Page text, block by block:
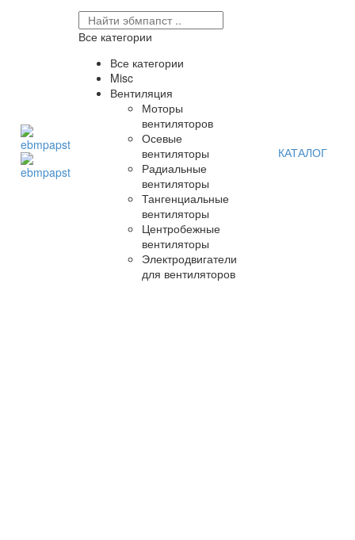
Все категории
Все категории
Misc
Вентиляция
Моторы
вентиляторов
Осевые
вентиляторы
Радиальные
вентиляторы
Тангенциальные
вентиляторы
Центробежные
вентиляторы
Электродвигатели
для вентиляторов
КАТАЛОГ